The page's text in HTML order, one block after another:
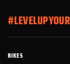
BIKES